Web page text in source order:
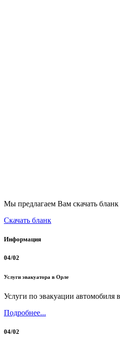
Мы предлагаем Вам скачать бланк
Скачать бланк
Информация
04/02
Услуги эвакуатора в Орле
Услуги по эвакуации автомобиля
Подробнее...
04/02